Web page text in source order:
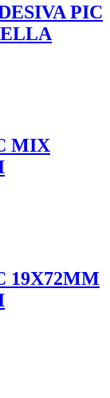
PIC
MIX
19X72MM